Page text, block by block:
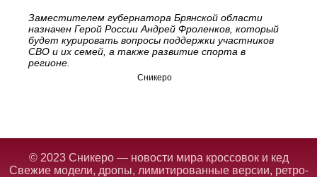
Заместителем губернатора Брянской области
назначен Герой России Андрей Фроленков, который
будет курировать вопросы поддержки участников
СВО и их семей, а также развитие спорта в
регионе.
Сникеро
© 2023 Сникеро — новости мира кроссовок и кед
Свежие модели, дропы, лимитированные версии, ретро-